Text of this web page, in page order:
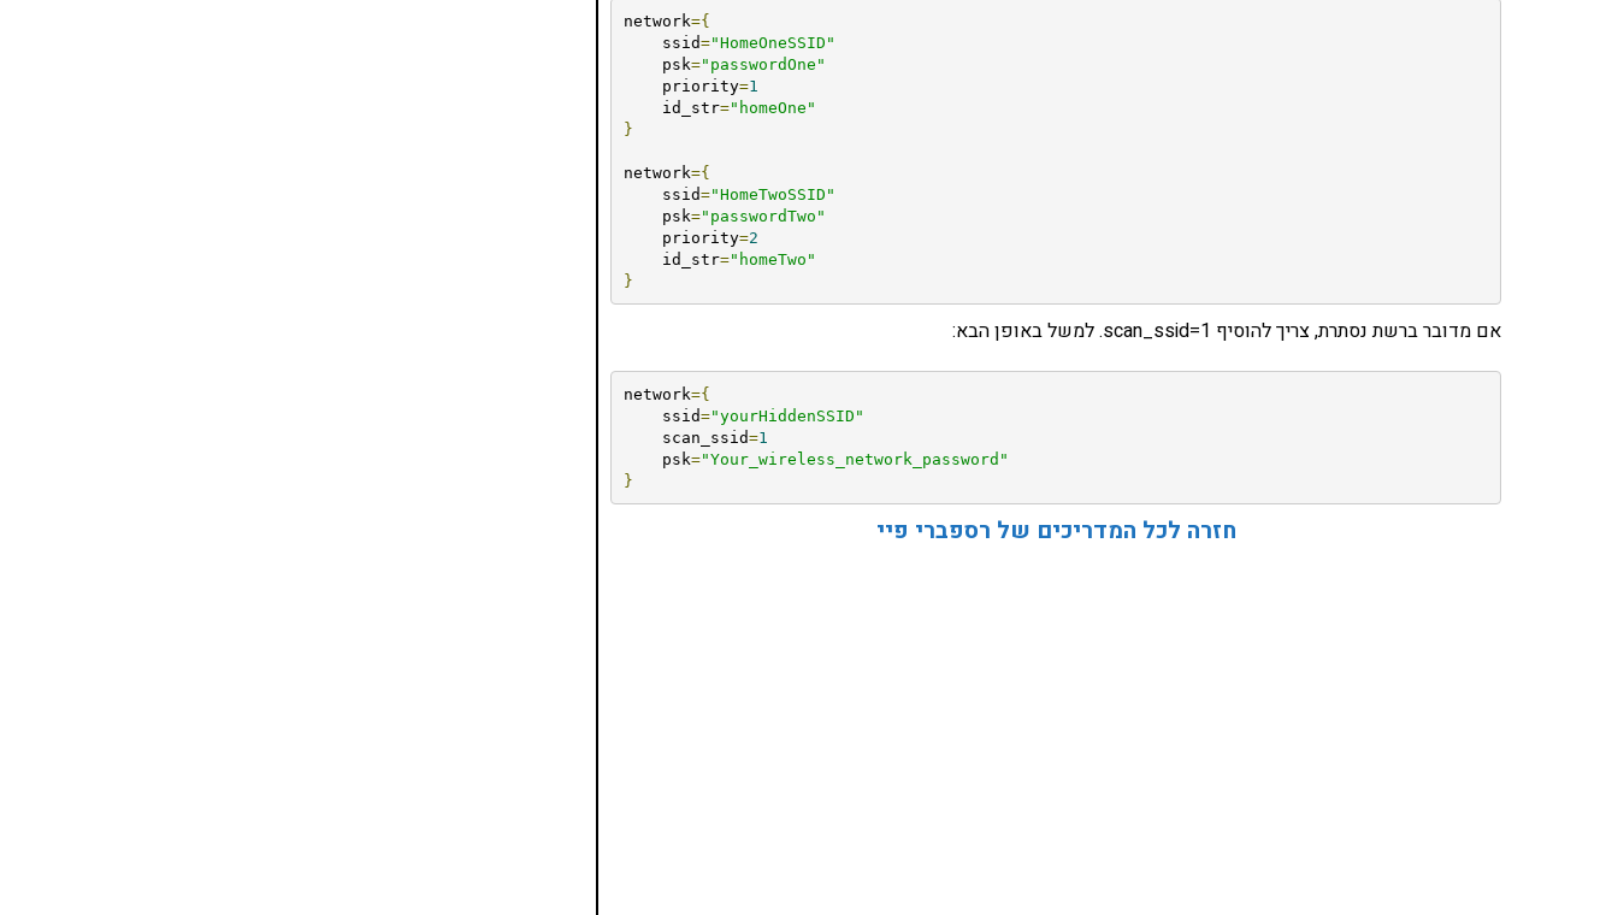
network={
    ssid
="HomeOneSSID"
    psk
="passwordOne"
    priority
=1
    id_str
="homeOne"
}
network={
    ssid
="HomeTwoSSID"
    psk
="passwordTwo"
    priority
=2
    id_str
="homeTwo"
}
אם מדובר ברשת נסתרת, צריך להוסיף scan_ssid=1. למשל באופן הבא:
network={
    ssid
="yourHiddenSSID"
    scan_ssid
=1
    psk
="Your_wireless_network_password"
}
חזרה לכל המדריכים של רספברי פיי